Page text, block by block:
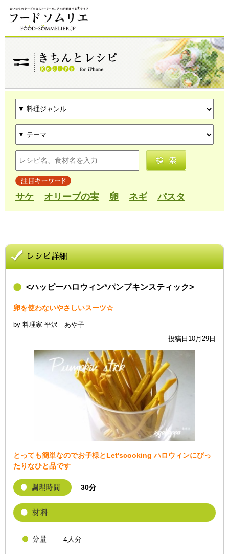
サケ オリーブの実 卵 ネギ パスタ
<ハッピーハロウィン*パンプキンスティック>
卵を使わないやさしいスーツ☆
by 料理家 平沢 あや子
投稿日10月29日
とっても簡単なのでお子様とLet'scooking ハロウィンにぴっ
たりなひと品です
30分
4人分